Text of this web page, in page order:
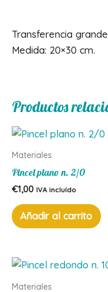
Transferencia
Medida: 20×30 cm.
Productos
Materiales
Pincel plano n. 2/0
€1,00 IVA incluído
Añadir al carrito
Materiales